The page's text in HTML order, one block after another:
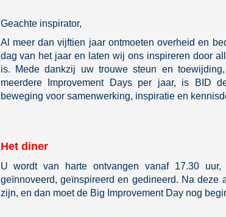
Geachte inspirator,
Al meer dan vijftien jaar ontmoeten overheid en
dag van het jaar en laten wij ons inspireren door
is. Mede dankzij uw trouwe steun en
meerdere Improvement Days per jaar, is BID
beweging voor samenwerking, inspiratie en
Het diner
U wordt van harte ontvangen vanaf 17.30
geïnnoveerd, geïnspireerd en gedineerd. Na deze
zijn, en dan moet de Big Improvement Day nog